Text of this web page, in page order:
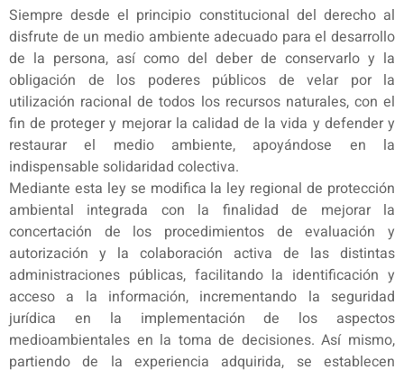
Siempre desde el principio constitucional del derecho al
disfrute de un medio ambiente adecuado para el desarrollo
de la persona, así como del deber de conservarlo y la
obligación de los poderes públicos de velar por la
utilización racional de todos los recursos naturales, con el
fin de proteger y mejorar la calidad de la vida y defender y
restaurar el medio ambiente, apoyándose en la
indispensable solidaridad colectiva.
Mediante esta ley se modifica la ley regional de protección
ambiental integrada con la finalidad de mejorar la
concertación de los procedimientos de evaluación y
autorización y la colaboración activa de las distintas
administraciones públicas, facilitando la identificación y
acceso a la información, incrementando la seguridad
jurídica en la implementación de los aspectos
medioambientales en la toma de decisiones. Así mismo,
partiendo de la experiencia adquirida, se establecen